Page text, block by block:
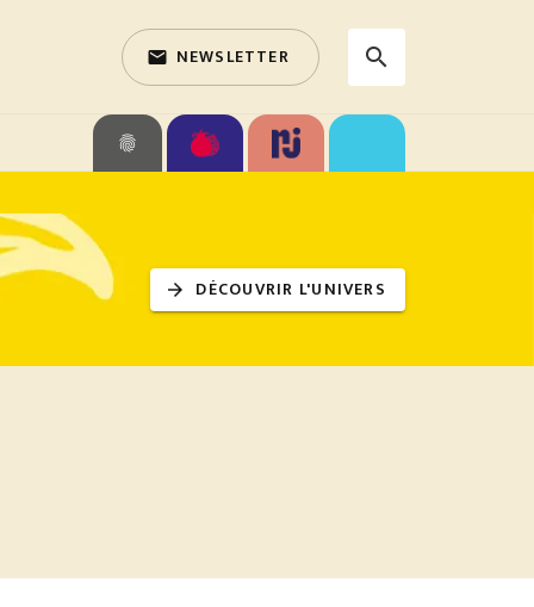
email NEWSLETTER search
fingerprint
search
arrow_forward DÉCOUVRIR L'UNIVERS